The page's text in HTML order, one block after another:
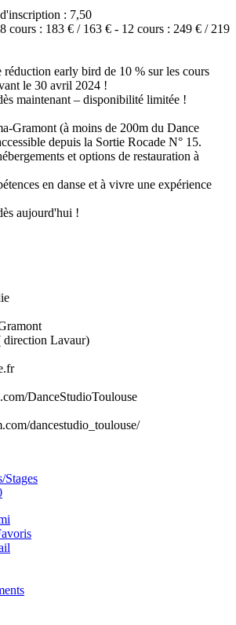
: 7,50
cours : 183 € / 163 € - 12 cours : 249 € / 219
réduction early bird de 10 % sur les cours
le 30 avril 2024 !
maintenant – disponibilité limitée !
Gramont (à moins de 200m du Dance
depuis la Sortie Rocade N° 15.
et options de restauration à
en danse et à vivre une expérience
aujourd'hui !
direction Lavaur)
DanceStudioToulouse
dancestudio_toulouse/
Stages